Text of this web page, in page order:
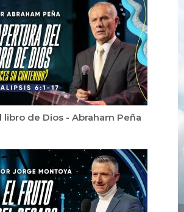
libro de Dios - Abraham Peña